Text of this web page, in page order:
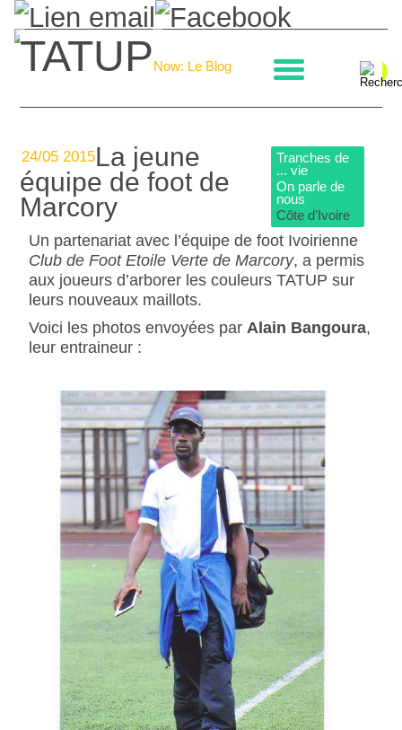
La boulangerie
TATUPNow: Le Blog
Tranches de
... vie
On parle de
nous
Côte d’Ivoire
24/05 2015La jeune
équipe de foot de
Marcory
Un partenariat avec l’équipe de foot Ivoirienne
Club de Foot Etoile Verte de Marcory, a permis
aux joueurs d’arborer les couleurs TATUP sur
leurs nouveaux maillots.
Voici les photos envoyées par Alain Bangoura,
leur entraineur :